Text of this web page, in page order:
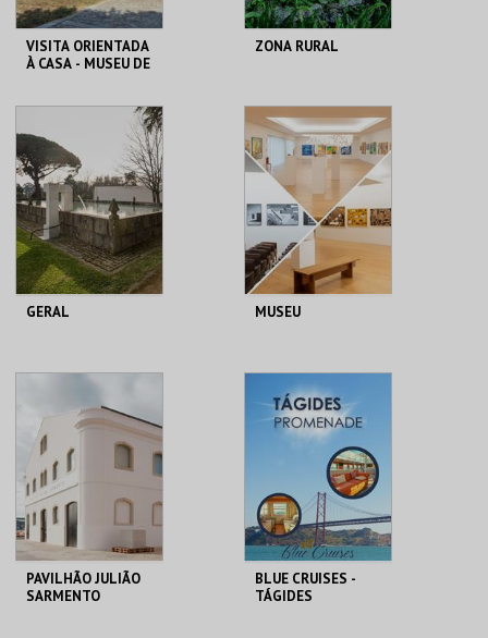
VISITA ORIENTADA
À CASA - MUSEU DE
MUSEU CAMILO
MAIS INFO
COMPRAR
ZONA RURAL
FUNDAÇÃO
GRAMAXO
MAIS INFO
COMPRAR
GERAL
FUNDAÇÃO
MAIS INFO
COMPRAR
MUSEU
FUNDAÇÃO
GRAMAXO
MAIS INFO
COMPRAR
PAVILHÃO JULIÃO
SARMENTO
BLUE CRUISES -
TÁGIDES